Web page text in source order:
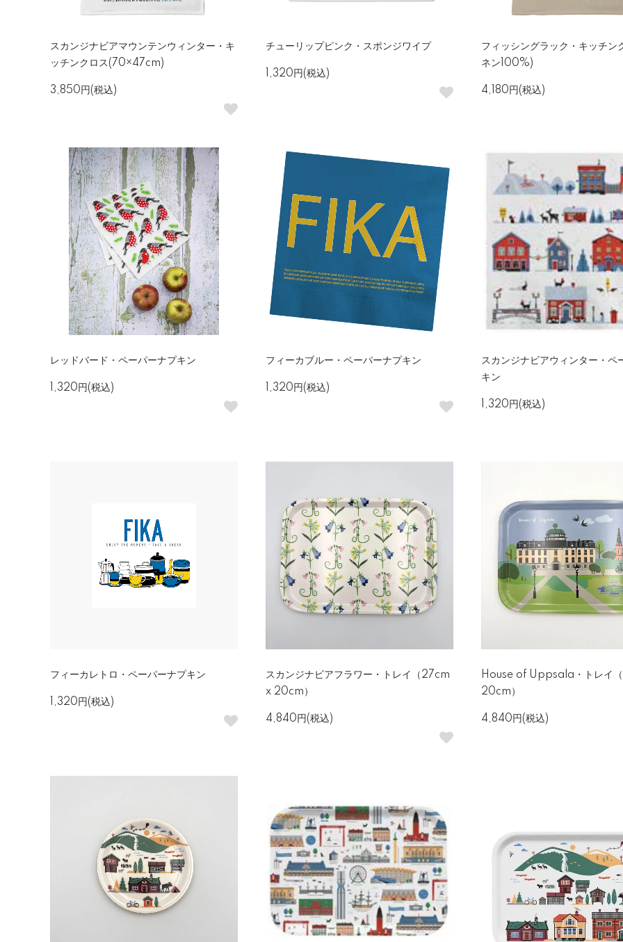
スカンジナビアマウンテンウィンター・キ
ッチンクロス(70×47cm)
3,850円(税込)
チューリップピンク・スポンジワイプ
1,320円(税込)
フィッシングラック・キッチン
ネン100%)
4,180円(税込)
レッドバード・ペーパーナプキン
1,320円(税込)
フィーカブルー・ペーパーナプキン
1,320円(税込)
スカンジナビアウィンター・ペ
キン
1,320円(税込)
フィーカレトロ・ペーパーナプキン
1,320円(税込)
スカンジナビアフラワー・トレイ（27cm
x 20cm）
4,840円(税込)
House of Uppsala・トレイ
20cm）
4,840円(税込)